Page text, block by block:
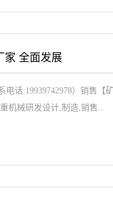
家 全面发展
话:19939742978）销售
机械研发设计,制造,销售...